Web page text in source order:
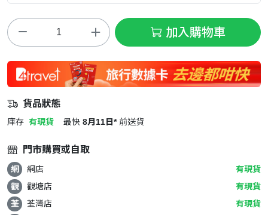
加入購物車
貨品狀態
庫存 有現貨 最快 8月11日* 前送貨
門市購買或自取
網 網店
有現貨
觀
觀塘店
有現貨
荃
荃灣店
有現貨